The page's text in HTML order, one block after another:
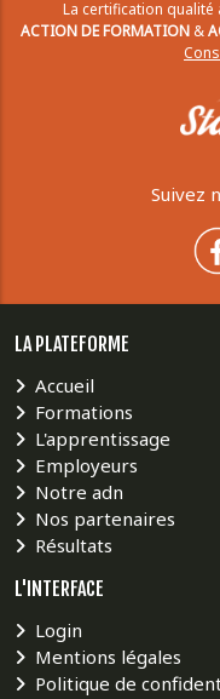
La certification
ACTION DE FORMATION&
Suivez
LA PLATEFORME
Accueil
Formations
L'apprentissage
Employeurs
Notre adn
Nos partenaires
Résultats
L'INTERFACE
Login
Mentions légales
Politique de